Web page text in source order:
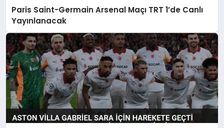
Paris Saint-Germain Arsenal Maçı TRT 1’de Canlı
Yayınlanacak